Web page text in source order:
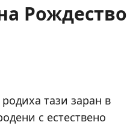
Рождество
тази заран в
с естествено